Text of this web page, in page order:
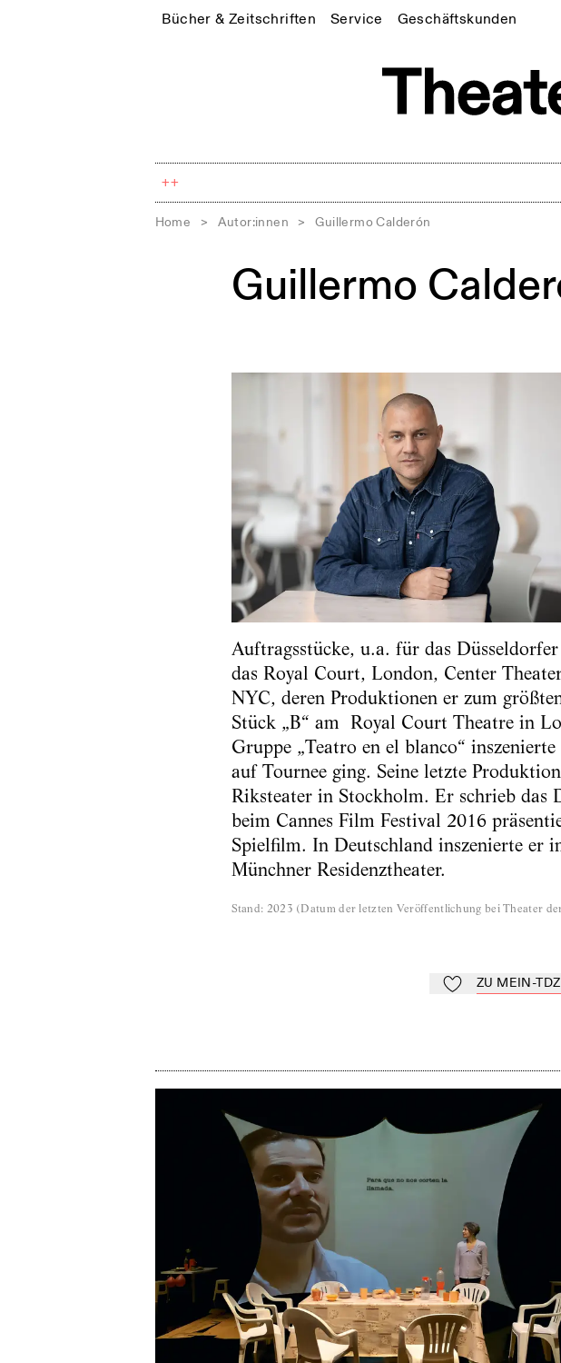
Bücher & Zeitschriften Service Geschäftskunden
++
Home > Autor:innen > Guillermo Calderón
Guillermo
Auftragsstücke, u.a. für das
das Royal Court, London, Center
NYC, deren Produktionen er zum
Stück „B“ am Royal Court Theatre in
Gruppe „Teatro en el blanco“
auf Tournee ging. Seine letzte
Riksteater in Stockholm. Er schrieb das
beim Cannes Film Festival 2016
Spielfilm. In Deutschland inszenierte er
Münchner Residenztheater.
Stand: 2023 (Datum der letzten Veröffentlichung bei Theater
Zu Mein-TdZ
ZU MEIN-